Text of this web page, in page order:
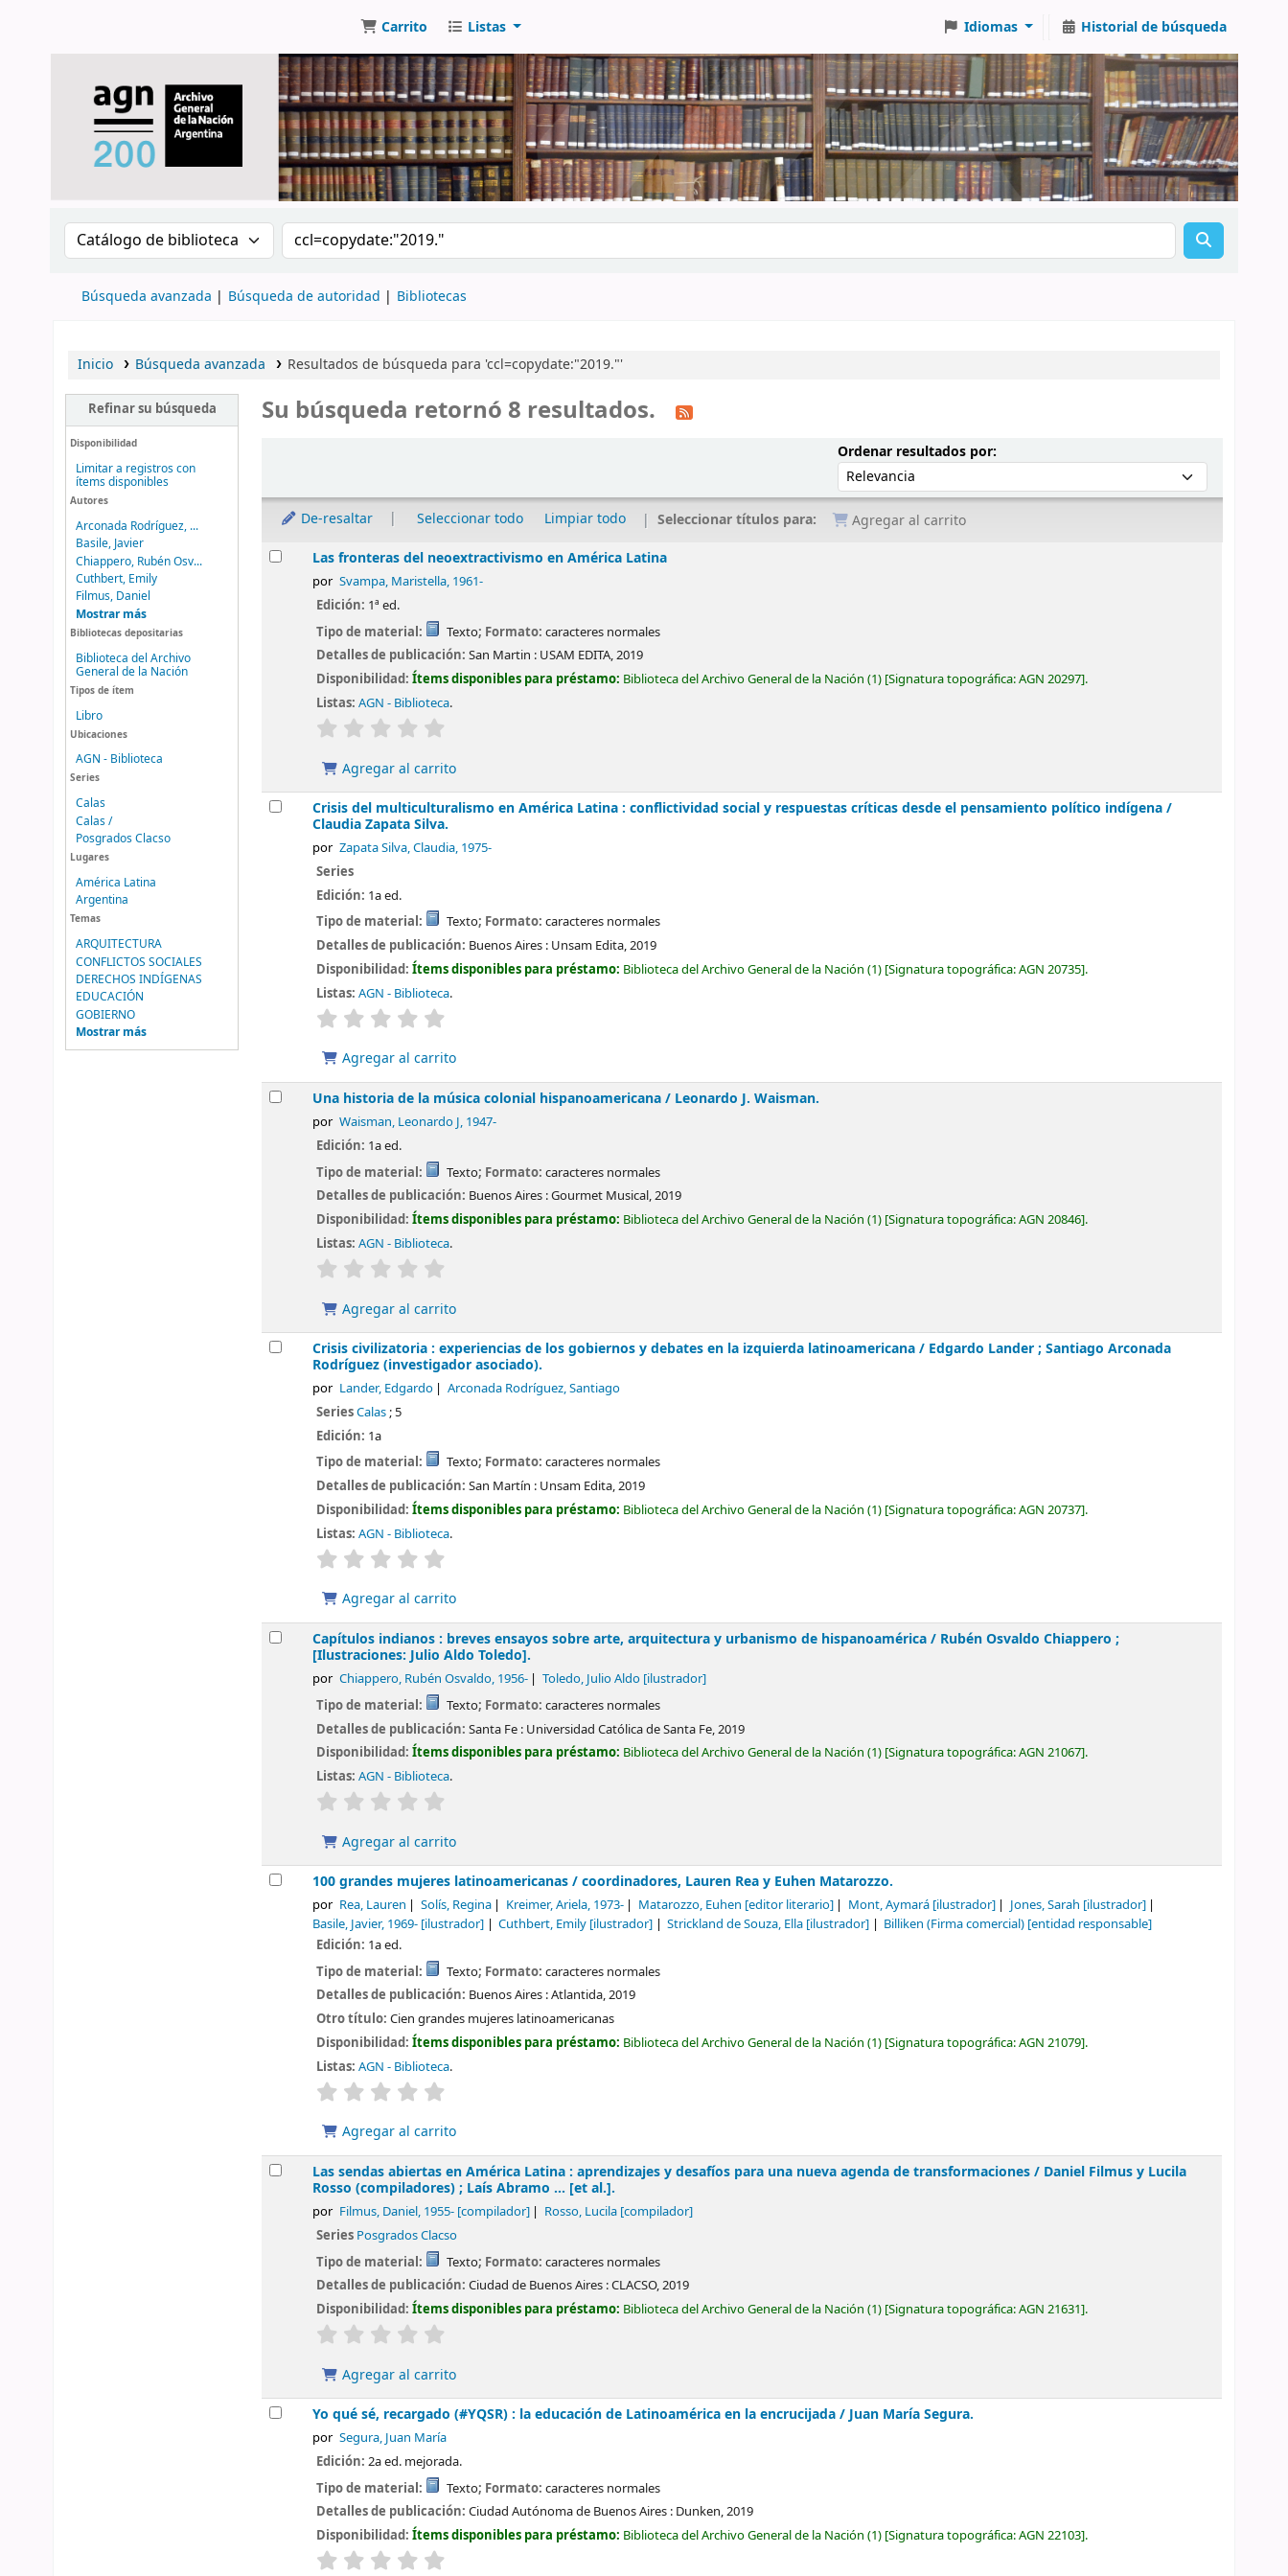
Carrito Listas Idiomas Historial de búsqueda
Buscar en el catálogo por: Buscar en el catálogo
Búsqueda avanzada Búsqueda de autoridad Bibliotecas
Inicio Búsqueda avanzada Resultados de búsqueda para 'ccl=copydate:"2019."'
Refinar su búsqueda
Disponibilidad
Limitar a registros con
ítems disponibles
Autores
Arconada Rodríguez, ...
Basile, Javier
Chiappero, Rubén Osv...
Cuthbert, Emily
Filmus, Daniel
Mostrar más
Bibliotecas depositarias
Biblioteca del Archivo
General de la Nación
Tipos de ítem
Libro
Ubicaciones
AGN - Biblioteca
Series
Calas
Calas /
Posgrados Clacso
Lugares
América Latina
Argentina
Temas
ARQUITECTURA
CONFLICTOS SOCIALES
DERECHOS INDÍGENAS
EDUCACIÓN
GOBIERNO
Mostrar más
Su búsqueda retornó 8 resultados.
Ordenar resultados por:Ordenar por:
De-resaltar Seleccionar todo Limpiar todo Seleccionar títulos para:
Agregar al carrito
ResultadosLas fronteras del neoextractivismo en América Latina
por Svampa, Maristella, 1961-
Edición: 1ª ed.
Tipo de material:
Texto; Formato: caracteres normales
Detalles de publicación:San Martin : USAM EDITA,2019
Disponibilidad:Ítems disponibles para préstamo: Biblioteca del Archivo General de la Nación (1) Signatura topográfica:AGN 20297 .
Listas: AGN - Biblioteca.
valoración
Agregar al carrito
Crisis del multiculturalismo en América Latina : conflictividad social y respuestas críticas desde el pensamiento político indígena /
Claudia Zapata Silva.
por Zapata Silva, Claudia, 1975-
Series
Edición: 1a ed.
Tipo de material:
Texto; Formato: caracteres normales
Detalles de publicación: Buenos Aires : Unsam Edita,2019
Disponibilidad:Ítems disponibles para préstamo: Biblioteca del Archivo General de la Nación (1) Signatura topográfica:AGN 20735 .
Listas: AGN - Biblioteca.
valoración
Agregar al carrito
Una historia de la música colonial hispanoamericana / Leonardo J. Waisman.
por Waisman, Leonardo J, 1947-
Edición: 1a ed.
Tipo de material:
Texto; Formato: caracteres normales
Detalles de publicación: Buenos Aires :Gourmet Musical,2019
Disponibilidad:Ítems disponibles para préstamo: Biblioteca del Archivo General de la Nación (1) Signatura topográfica:AGN 20846 .
Listas: AGN - Biblioteca.
valoración
Agregar al carrito
Crisis civilizatoria : experiencias de los gobiernos y debates en la izquierda latinoamericana / Edgardo Lander ; Santiago Arconada
Rodríguez (investigador asociado).
por Lander, Edgardo Arconada Rodríguez, Santiago
SeriesCalas; 5
Edición: 1a
Tipo de material:
Texto; Formato: caracteres normales
Detalles de publicación:San Martín : Unsam Edita,2019
Disponibilidad:Ítems disponibles para préstamo: Biblioteca del Archivo General de la Nación (1) Signatura topográfica:AGN 20737 .
Listas: AGN - Biblioteca.
valoración
Agregar al carrito
Capítulos indianos : breves ensayos sobre arte, arquitectura y urbanismo de hispanoamérica / Rubén Osvaldo Chiappero ;
[Ilustraciones: Julio Aldo Toledo].
por Chiappero, Rubén Osvaldo, 1956- Toledo, Julio Aldo[ilustrador]
Tipo de material: Texto; Formato: caracteres normales
Detalles de publicación:Santa Fe : Universidad Católica de Santa Fe,2019
Disponibilidad:Ítems disponibles para préstamo: Biblioteca del Archivo General de la Nación (1) Signatura topográfica:AGN 21067 .
Listas: AGN - Biblioteca.
valoración
Agregar al carrito
100 grandes mujeres latinoamericanas /coordinadores, Lauren Rea y Euhen Matarozzo.
por Rea, Lauren Solís, Regina Kreimer, Ariela, 1973- Matarozzo, Euhen [editor literario] Mont, Aymará[ilustrador] Jones, Sarah [ilustrador]
Basile, Javier, 1969- [ilustrador] Cuthbert, Emily [ilustrador] Strickland de Souza, Ella [ilustrador] Billiken (Firma comercial) [entidad responsable]
Edición: 1a ed.
Tipo de material:
Texto; Formato: caracteres normales
Detalles de publicación: Buenos Aires :Atlantida,2019
Otro título:Cien grandes mujeres latinoamericanas
Disponibilidad:Ítems disponibles para préstamo: Biblioteca del Archivo General de la Nación (1) Signatura topográfica:AGN 21079 .
Listas: AGN - Biblioteca.
valoración
Agregar al carrito
Las sendas abiertas en América Latina : aprendizajes y desafíos para una nueva agenda de transformaciones / Daniel Filmus y Lucila
Rosso (compiladores) ; Laís Abramo ... [et al.].
por Filmus, Daniel, 1955-[compilador] Rosso, Lucila[compilador]
Series Posgrados Clacso
Tipo de material:
Texto; Formato: caracteres normales
Detalles de publicación:Ciudad de Buenos Aires :CLACSO,2019
Disponibilidad:Ítems disponibles para préstamo: Biblioteca del Archivo General de la Nación (1) Signatura topográfica:AGN 21631 .
valoración
Agregar al carrito
Yo qué sé, recargado (#YQSR) : la educación de Latinoamérica en la encrucijada / Juan María Segura.
por Segura, Juan María
Edición:2a ed. mejorada.
Tipo de material:
Texto; Formato: caracteres normales
Detalles de publicación:Ciudad Autónoma de Buenos Aires : Dunken,2019
Disponibilidad:Ítems disponibles para préstamo: Biblioteca del Archivo General de la Nación (1) Signatura topográfica:AGN 22103 .
valoración